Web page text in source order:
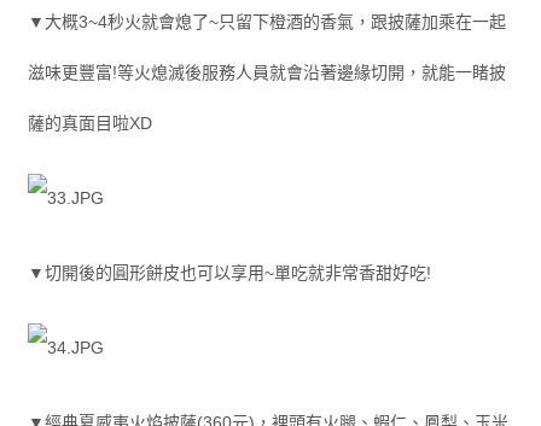
▼大概3~4秒火就會熄了~只留下橙酒的香氣，跟披薩加乘在一起
滋味更豐富!等火熄滅後服務人員就會沿著邊緣切開，就能一睹披
薩的真面目啦XD
▼切開後的圓形餅皮也可以享用~單吃就非常香甜好吃!